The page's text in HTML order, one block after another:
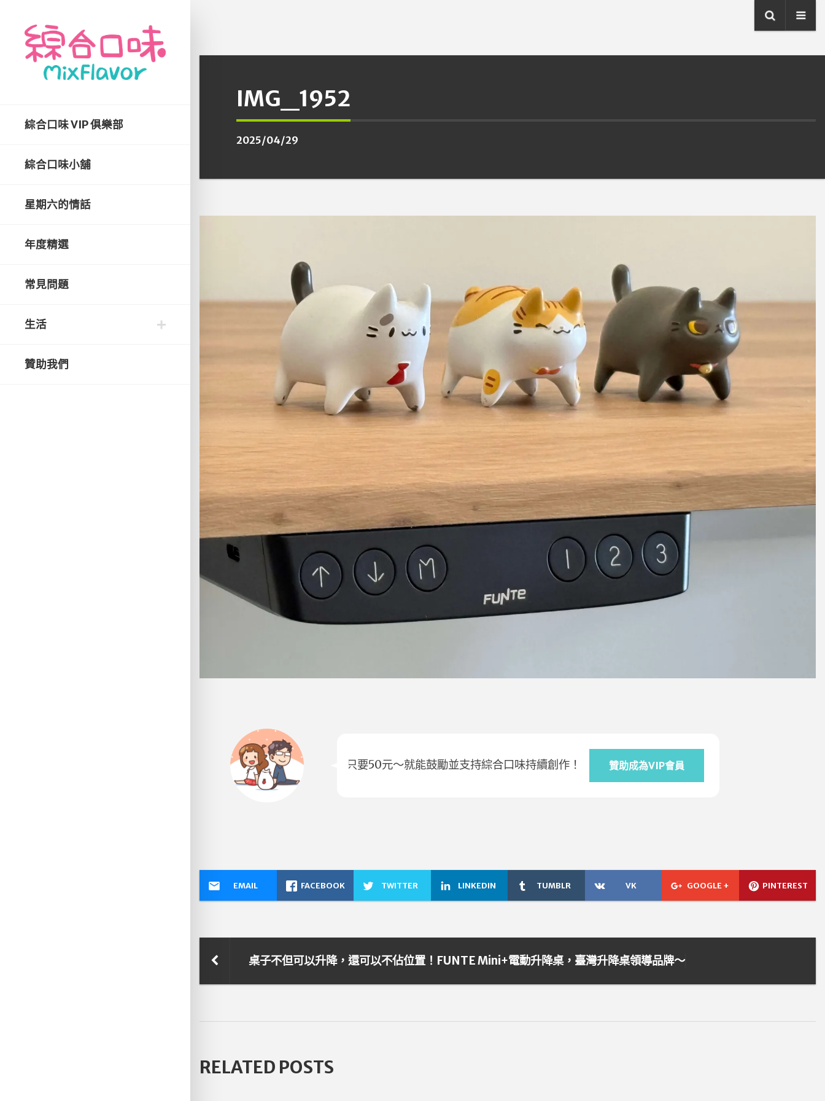
綜合口味 VIP 俱樂部
綜合口味小舖
星期六的情話
年度精選
常見問題
生活
贊助我們
IMG_1952
2025/04/29
只要50元～就能鼓勵並支持綜合口味持續創作！ 贊助成為VIP會員
EMAIL FACEBOOK TWITTER LINKEDIN TUMBLR VK GOOGLE + PINTEREST
桌子不但可以升降，還可以不佔位置！FUNTE Mini+電動升降桌，臺灣升降桌領導品牌～
RELATED POSTS